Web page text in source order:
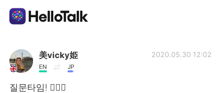
Aplikasi Pertukaran Bahasa
AI Grammar Checker
美vicky姫
EN JP
2020.05.30 12:02
질문타임! 👌🏻😊